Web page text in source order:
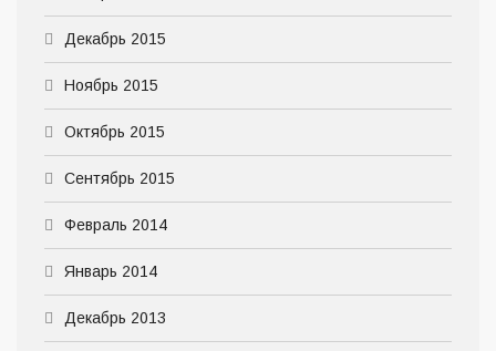
Декабрь 2015
Ноябрь 2015
Октябрь 2015
Сентябрь 2015
Февраль 2014
Январь 2014
Декабрь 2013